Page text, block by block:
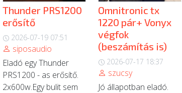
Thunder PRS1200
erősítő
2026-07-19 07:51
siposaudio
Eladó egy Thunder
PRS1200 - as erősítő.
2x600w.Egy bulit sem
Omnitronic tx
1220 pár+ Vonyx
végfok
(beszámítás is)
2026-07-17 18:37
szucsy
Jó állapotban eladó.